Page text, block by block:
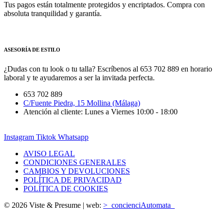
Tus pagos están totalmente protegidos y encriptados. Compra con
absoluta tranquilidad y garantía.
ASESORÍA DE ESTILO
¿Dudas con tu look o tu talla? Escríbenos al 653 702 889 en horario
laboral y te ayudaremos a ser la invitada perfecta.
653 702 889
C/Fuente Piedra, 15 Mollina (Málaga)
Atención al cliente: Lunes a Viernes 10:00 - 18:00
Instagram Tiktok Whatsapp
AVISO LEGAL
CONDICIONES GENERALES
CAMBIOS Y DEVOLUCIONES
POLÍTICA DE PRIVACIDAD
POLÍTICA DE COOKIES
© 2026 Viste & Presume | web: >_concienciAutomata_